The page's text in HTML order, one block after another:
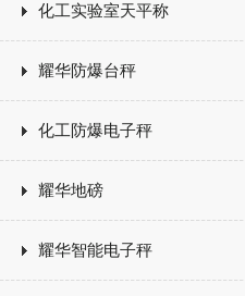
化工实验室天平称
耀华防爆台秤
化工防爆电子秤
耀华地磅
耀华智能电子秤